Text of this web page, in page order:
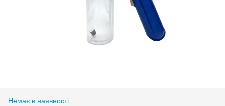
Немає в наявності